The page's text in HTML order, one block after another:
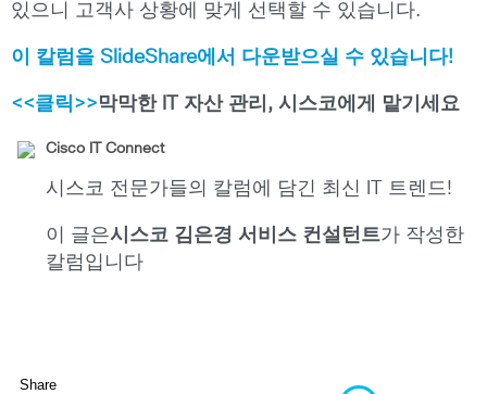
있으니 고객사 상황에 맞게 선택할 수 있습니다.
이 칼럼을 SlideShare에서 다운받으실 수 있습니다!
<<클릭>>막막한 IT 자산 관리, 시스코에게 맡기세요
Cisco IT Connect
시스코 전문가들의 칼럼에 담긴 최신 IT 트렌드!
이 글은시스코 김은경 서비스 컨설턴트가 작성한
칼럼입니다
Share